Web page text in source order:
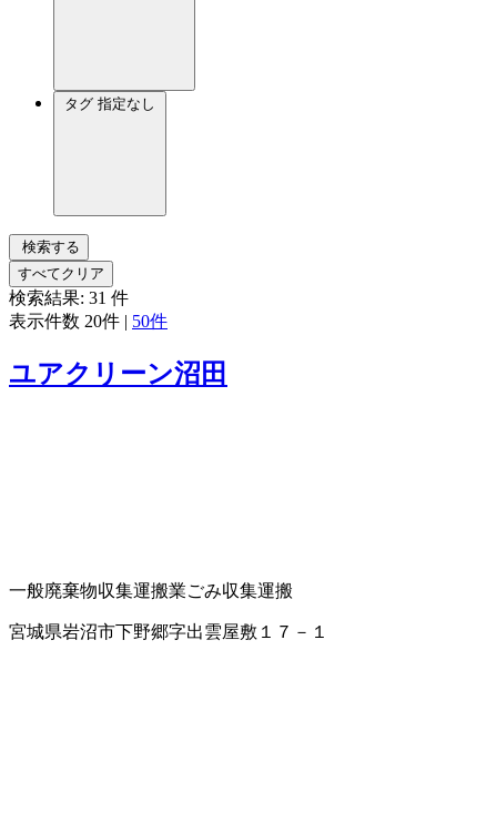
タグ 指定なし
検索する
すべてクリア
検索結果: 31 件
表示件数 20件 | 50件
ユアクリーン沼田
一般廃棄物収集運搬業ごみ収集運搬
宮城県岩沼市下野郷字出雲屋敷１７－１